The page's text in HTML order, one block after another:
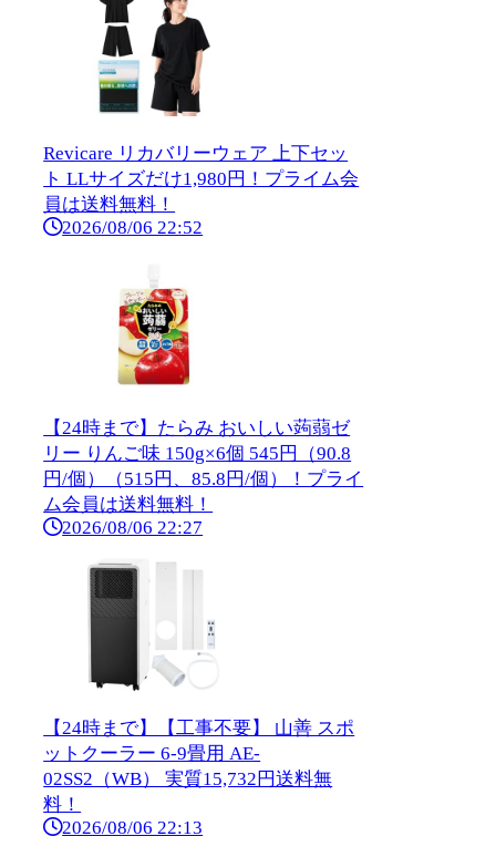
Revicare リカバリーウェア 上下セッ
ト LLサイズだけ1,980円！プライム会
員は送料無料！
2026/08/06 22:52
【24時まで】たらみ おいしい蒟蒻ゼ
リー りんご味 150g×6個 545円（90.8
円/個）（515円、85.8円/個）！プライ
ム会員は送料無料！
2026/08/06 22:27
【24時まで】【工事不要】 山善 スポ
ットクーラー 6-9畳用 AE-
02SS2（WB） 実質15,732円送料無
料！
2026/08/06 22:13